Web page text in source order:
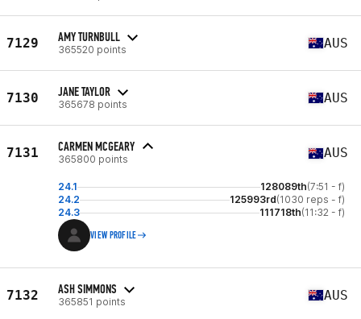
7129 AMY TURNBULL
365520 points AUS
7130 JANE TAYLOR
365678 points AUS
7131 CARMEN MCGEARY
365800 points AUS
24.1 128089th(7:51 - f)
24.2
125993rd(1030 reps - f)
24.3
111718th(11:32 - f)
VIEW PROFILE
7132 ASH SIMMONS
365851 points AUS